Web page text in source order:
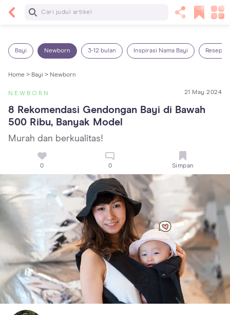
Baca Selanjutnya
Bayi Newborn 3-12 bulan Inspirasi Nama Bayi Resep
Home > Bayi > Newborn
NEWBORN 21 May 2024
8 Rekomendasi Gendongan Bayi di Bawah
500 Ribu, Banyak Model
Murah dan berkualitas!
0 0 Simpan